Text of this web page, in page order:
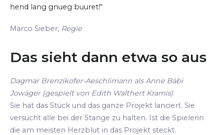
hend lang gnueg buuret!“
Marco Sieber, Regie
Das sieht dann etwa so aus
Dagmar Brenzikofer-Aeschlimann als Anne Bäbi
Jowäger (gespielt von Edith Walthert Kramis)
Sie hat das Stück und das ganze Projekt lanciert. Sie
versucht alle bei der Stange zu halten. Ist die Spielerin
die am meisten Herzblut in das Projekt steckt.